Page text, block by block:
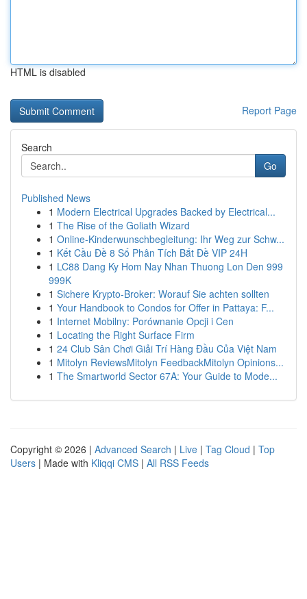
HTML is disabled
Report Page
Search
Go
Published News
1 Modern Electrical Upgrades Backed by Electrical...
1 The Rise of the Goliath Wizard
1 Online-Kinderwunschbegleitung: Ihr Weg zur Schw...
1 Kết Cầu Đề 8 Số Phân Tích Bắt Đề VIP 24H
1 LC88 Dang Ky Hom Nay Nhan Thuong Lon Den 999
999K
1 Sichere Krypto-Broker: Worauf Sie achten sollten
1 Your Handbook to Condos for Offer in Pattaya: F...
1 Internet Mobilny: Porównanie Opcji i Cen
1 Locating the Right Surface Firm
1 24 Club Sân Chơi Giải Trí Hàng Đầu Của Việt Nam
1 Mitolyn ReviewsMitolyn FeedbackMitolyn Opinions...
1 The Smartworld Sector 67A: Your Guide to Mode...
Copyright © 2026 | Advanced Search | Live | Tag Cloud | Top
Users | Made with Kliqqi CMS | All RSS Feeds